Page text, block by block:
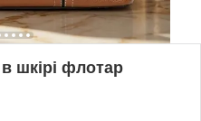
шкірі флотар